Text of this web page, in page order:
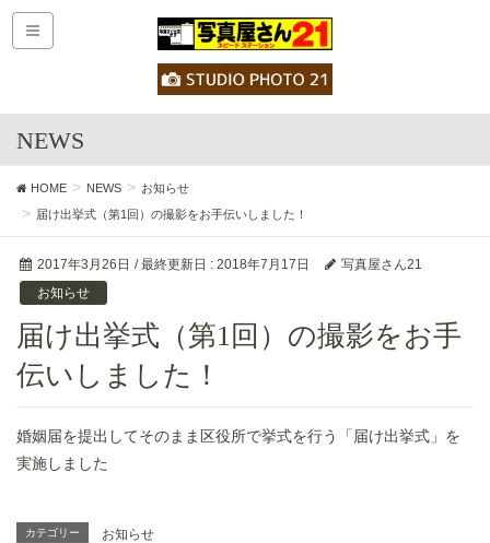
NEWS
HOME NEWS
お知らせ
届け出挙式（第1回）の撮影をお手伝いしました！
2017年3月26日 / 最終更新日 : 2018年7月17日
写真屋さん21
お知らせ
届け出挙式（第1回）の撮影をお手
伝いしました！
婚姻届を提出してそのまま区役所で挙式を行う「届け出挙式」を
実施しました
カテゴリー お知らせ